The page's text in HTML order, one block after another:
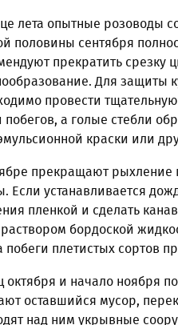
лета опытные розоводы
половины сентября
прекратить срезку
Для защиты
провести
побегов, а голые стебли
краски или
прекращают рыхление
Если устанавливается
пленкой и сделать
бордоской
побеги плетистых сортов
октября и начало ноября
оставшийся мусор,
над ним укрывные